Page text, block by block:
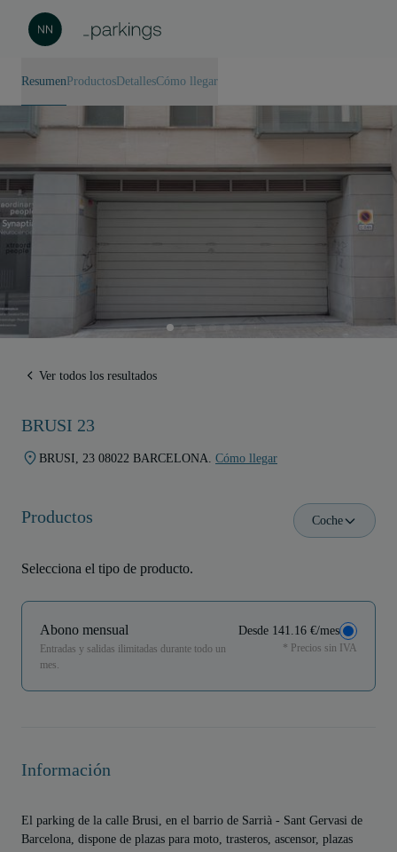
Resumen Productos DetallesCómo llegar
Ver todos los resultados
BRUSI 23
BRUSI, 23 08022 BARCELONA. Cómo llegar
Productos
Selecciona el tipo de producto.
Coche
Abono mensual
Entradas y salidas ilimitadas durante todo un
mes.
Desde 141.16 €/mes
* Precios sin IVA
Información
El parking de la calle Brusi, en el barrio de Sarrià - Sant Gervasi de
Barcelona, dispone de plazas para moto, trasteros, ascensor, plazas